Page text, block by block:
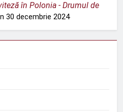
în Polonia - Drumul de
30 decembrie 2024